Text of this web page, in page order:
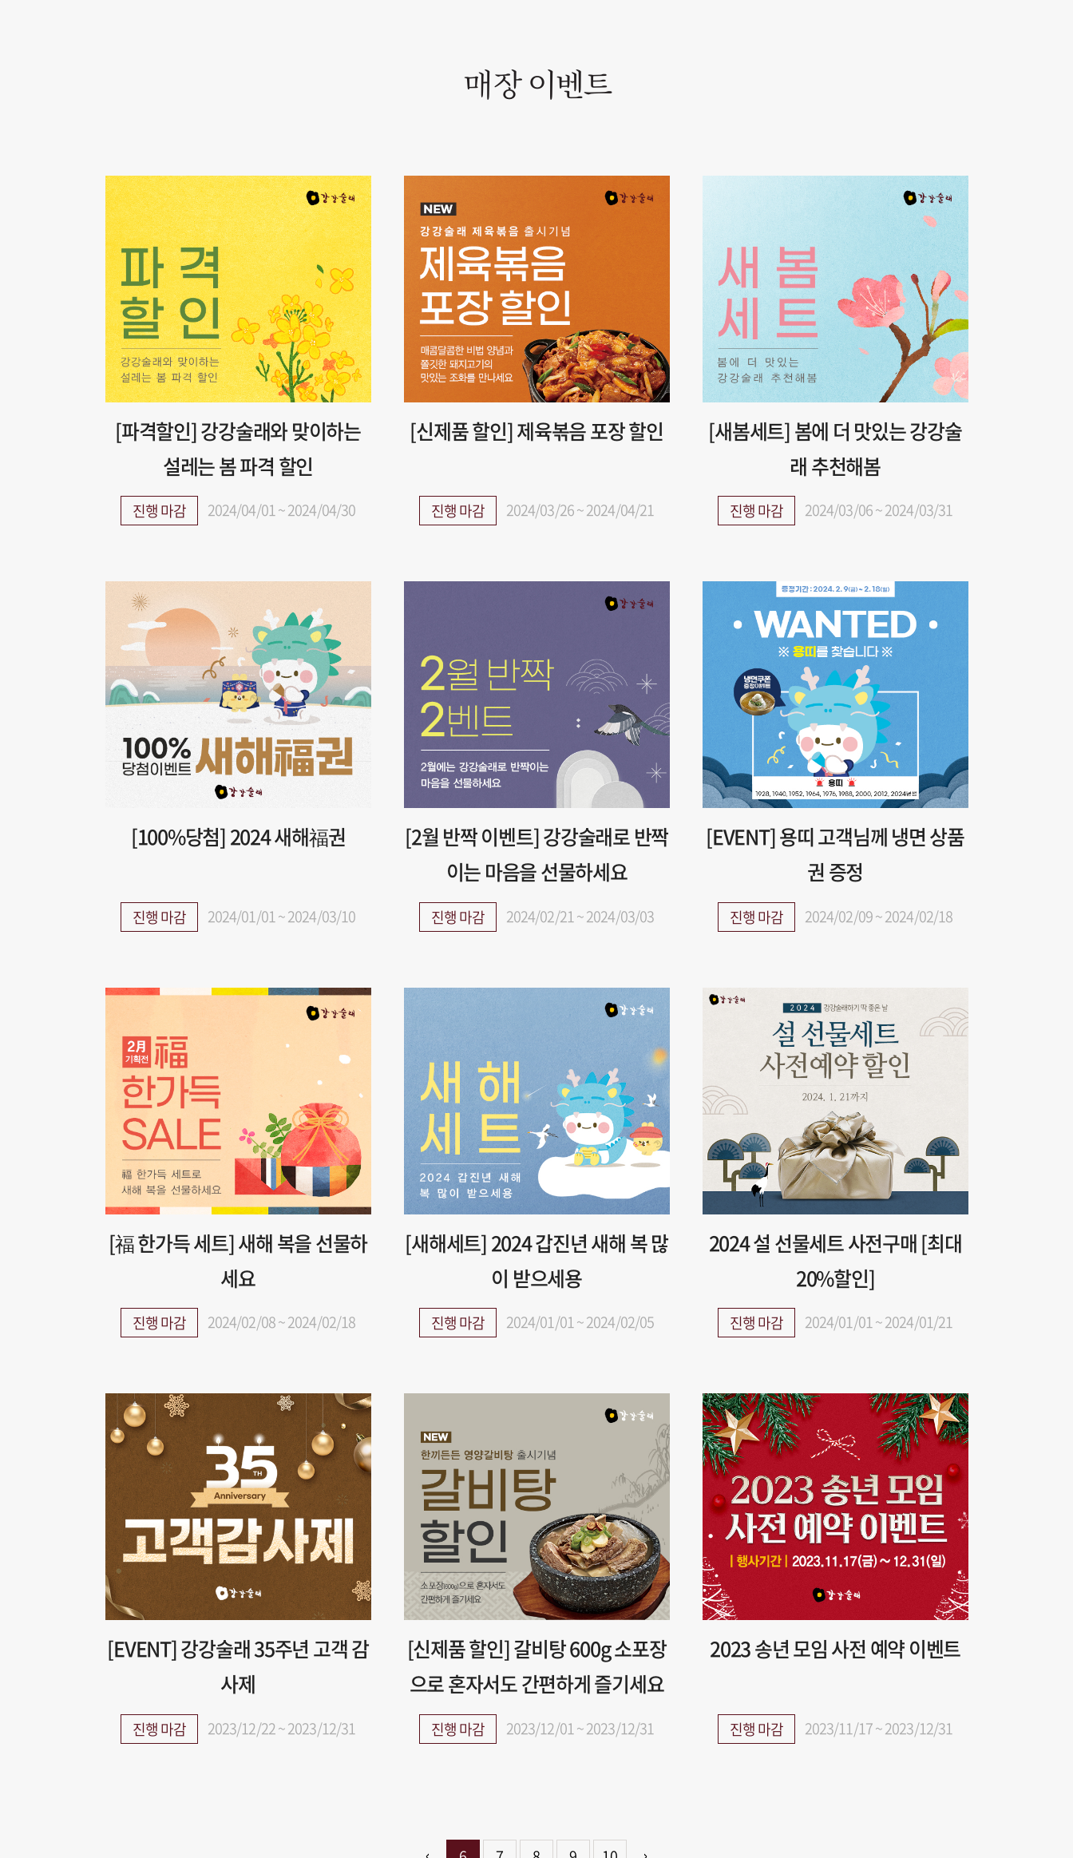
매장 이벤트
[파격할인] 강강술래와 맞이하는
설레는 봄 파격 할인
진행 마감 2024/04/01 ~ 2024/04/30
[신제품 할인] 제육볶음 포장 할인
진행 마감 2024/03/26 ~ 2024/04/21
[새봄세트] 봄에 더 맛있는 강강술
래 추천해봄
진행 마감 2024/03/06 ~ 2024/03/31
[100%당첨] 2024 새해福권
진행 마감 2024/01/01 ~ 2024/03/10
[2월 반짝 이벤트] 강강술래로 반짝
이는 마음을 선물하세요
진행 마감 2024/02/21 ~ 2024/03/03
[EVENT] 용띠 고객님께 냉면 상품
권 증정
진행 마감 2024/02/09 ~ 2024/02/18
[福 한가득 세트] 새해 복을 선물하
세요
진행 마감 2024/02/08 ~ 2024/02/18
[새해세트] 2024 갑진년 새해 복 많
이 받으세용
진행 마감 2024/01/01 ~ 2024/02/05
2024 설 선물세트 사전구매 [최대
20%할인]
진행 마감 2024/01/01 ~ 2024/01/21
[EVENT] 강강술래 35주년 고객 감
사제
진행 마감 2023/12/22 ~ 2023/12/31
[신제품 할인] 갈비탕 600g 소포장
으로 혼자서도 간편하게 즐기세요
진행 마감 2023/12/01 ~ 2023/12/31
2023 송년 모임 사전 예약 이벤트
진행 마감 2023/11/17 ~ 2023/12/31